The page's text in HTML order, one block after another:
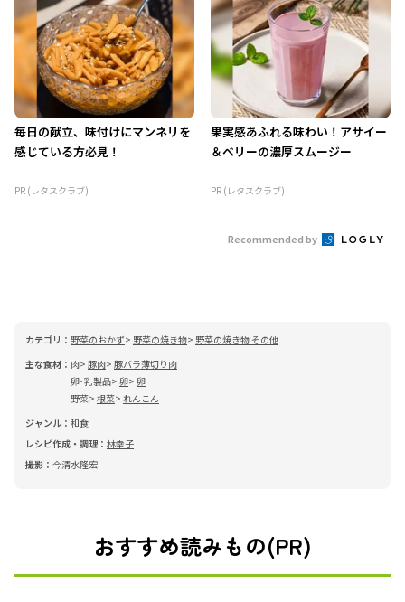
毎日の献立、味付けにマンネリを
感じている方必見！
PR (レタスクラブ)
果実感あふれる味わい！アサイー
＆ベリーの濃厚スムージー
PR (レタスクラブ)
Recommended by
カテゴリ： 野菜のおかず 野菜の焼き物
野菜の焼き物 その他
主な食材： 肉 豚肉 豚バラ薄切り肉
卵･乳製品 卵 卵
野菜 根菜 れんこん
ジャンル： 和食
レシピ作成・調理： 林幸子
撮影： 今清水隆宏
おすすめ読みもの(PR)